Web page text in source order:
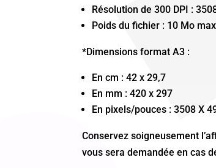
Résolution de 300 DPI :
Poids du fichier : 10 Mo
*Dimensions format A3 :
En cm : 42 x 29,7
En mm : 420 x 297
En pixels/pouces : 3508 X
Conservez soigneusement
vous sera demandée en cas